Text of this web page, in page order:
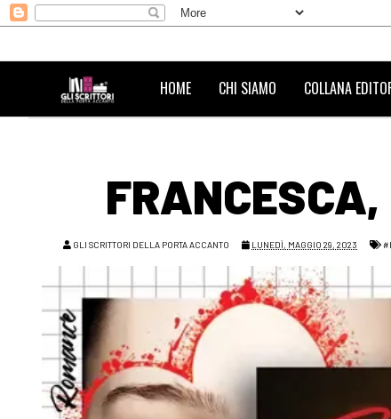
HOME CHI SIAMO COLLANA
FRANCESCA,
GLI SCRITTORI DELLA PORTA ACCANTO LUNEDÌ, MAGGIO 29, 2023